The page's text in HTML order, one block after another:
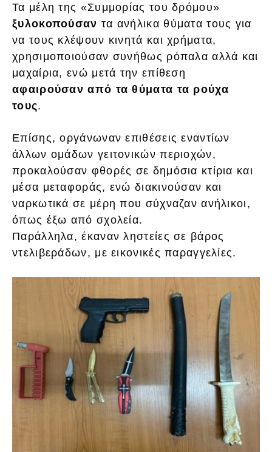
Τα μέλη της «Συμμορίας του δρόμου»
ξυλοκοπούσαν τα ανήλικα θύματα τους για
να τους κλέψουν κινητά και χρήματα,
χρησιμοποιούσαν συνήθως ρόπαλα αλλά και
μαχαίρια, ενώ μετά την επίθεση
αφαιρούσαν από τα θύματα τα ρούχα
τους.
Επίσης, οργάνωναν επιθέσεις εναντίων
άλλων ομάδων γειτονικών περιοχών,
προκαλούσαν φθορές σε δημόσια κτίρια και
μέσα μεταφοράς, ενώ διακινούσαν και
ναρκωτικά σε μέρη που σύχναζαν ανήλικοι,
όπως έξω από σχολεία.
Παράλληλα, έκαναν ληστείες σε βάρος
ντελιβεράδων, με εικονικές παραγγελίες.